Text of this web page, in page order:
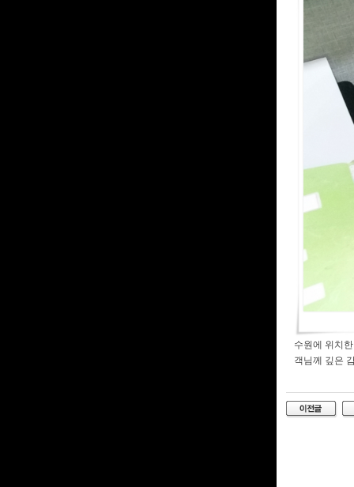
수원에 위치
객님께 깊은